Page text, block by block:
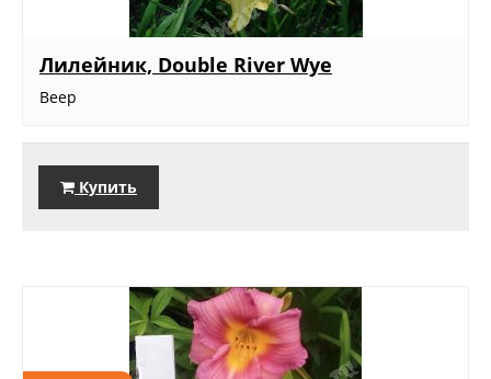
Лилейник, Double River Wye
Веер
Купить